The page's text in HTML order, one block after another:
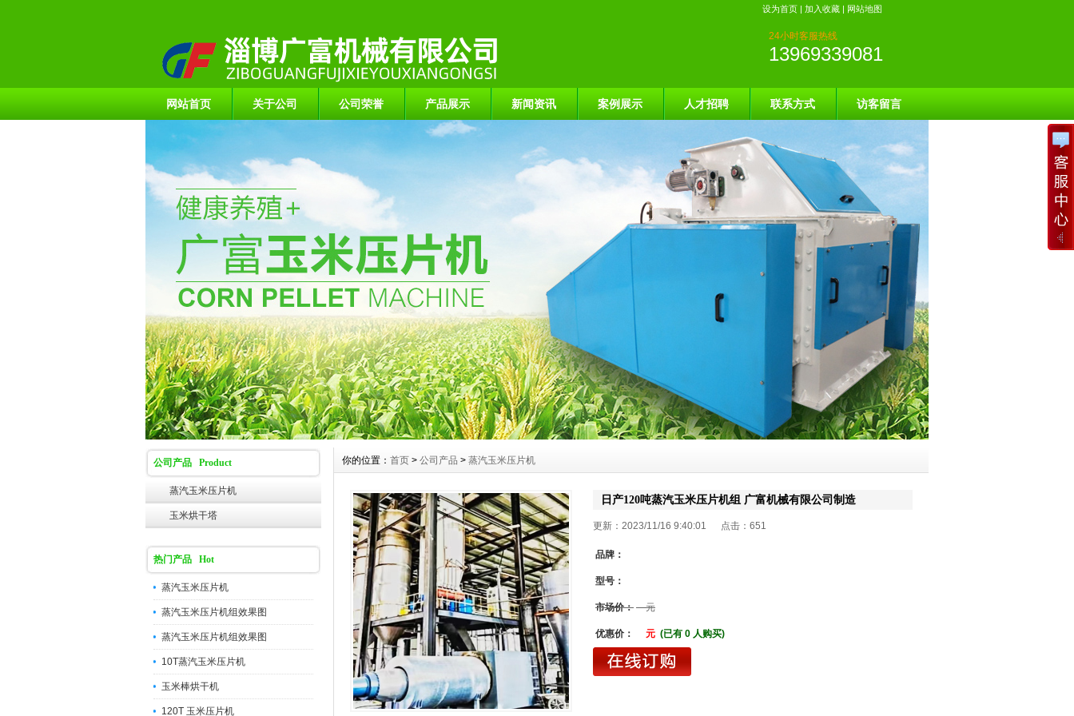
设为首页| 加入收藏| 网站地图
24小时客服热线
13969339081
网站首页 关于公司 公司荣誉 产品展示 新闻资讯 案例展示 人才招聘 联系方式 访客留言
公司产品 Product
蒸汽玉米压片机
玉米烘干塔
热门产品 Hot
蒸汽玉米压片机
蒸汽玉米压片机组效果图
蒸汽玉米压片机组效果图
10T蒸汽玉米压片机
玉米棒烘干机
120T 玉米压片机
你的位置： 首页 > 公司产品 > 蒸汽玉米压片机
日产120吨蒸汽玉米压片机组 广富机械有限公司制造
更新：2023/11/16 9:40:01 点击： 651
品牌：
型号：
市场价： 元
优惠价： 元 (已有 0 人购买)